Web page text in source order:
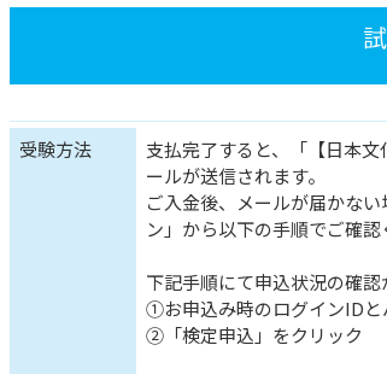
受験方法
支払完了すると、「【日本
ールが送信されます。
ご入金後、メールが届かな
ン」から以下の手順でご確認
下記手順にて申込状況の確認
①お申込み時のログインIDと
②「検定申込」をクリック